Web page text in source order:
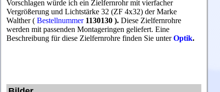
Vorschlagen würde ich ein Zielfernrohr mit vierfacher
Vergrößerung und Lichtstärke 32 (ZF 4x32) der Marke
Walther ( Bestellnummer 1130130 ). Diese Zielfernrohre
werden mit passenden Montageringen geliefert. Eine
Beschreibung für diese Zielfernrohre finden Sie unterOptik.